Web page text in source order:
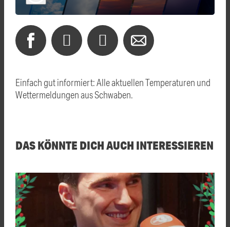
Einfach gut informiert: Alle aktuellen Temperaturen und
Wettermeldungen aus Schwaben.
DAS KÖNNTE DICH AUCH INTERESSIEREN